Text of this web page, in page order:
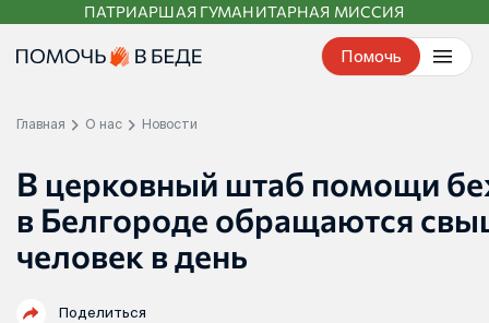
контенту
ПАТРИАРШАЯ ГУМАНИТАРНАЯ МИССИЯ
Помочь
Главная О нас Новости
В церковный штаб помощи
в Белгороде обращаются
человек в день
Поделиться